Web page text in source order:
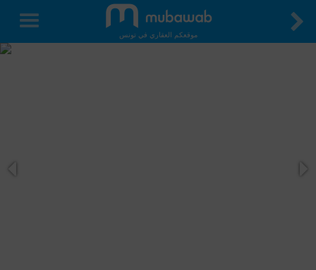
موقعكم العقاري في تونس